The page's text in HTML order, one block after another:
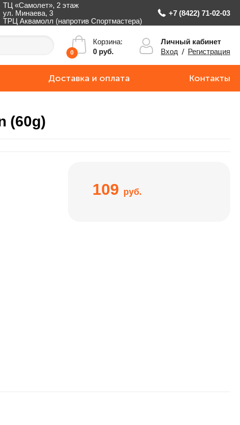
ТЦ «Самолет», 2 этаж
ул. Минаева, 3
ТРЦ Аквамолл (напротив Спортмастера)
+7 (8422) 71-02-03
0
Корзина:
0 руб.
Личный кабинет
Вход / Регистрация
Доставка и оплата Контакты
(60g)
109 руб.